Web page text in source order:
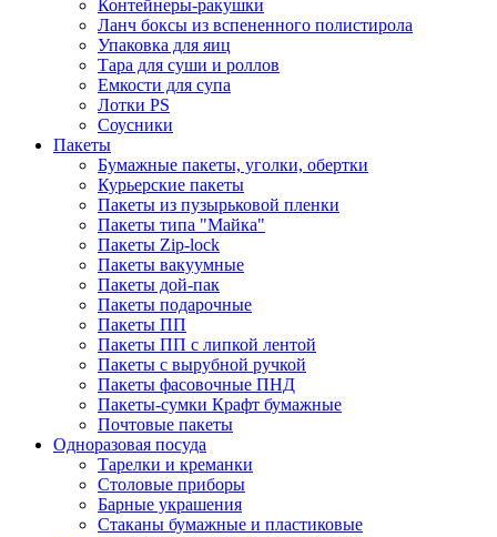
Контейнеры-ракушки
Ланч боксы из вспененного полистирола
Упаковка для яиц
Тара для суши и роллов
Емкости для супа
Лотки PS
Соусники
Пакеты
Бумажные пакеты, уголки, обертки
Курьерские пакеты
Пакеты из пузырьковой пленки
Пакеты типа "Майка"
Пакеты Zip-lock
Пакеты вакуумные
Пакеты дой-пак
Пакеты подарочные
Пакеты ПП
Пакеты ПП с липкой лентой
Пакеты с вырубной ручкой
Пакеты фасовочные ПНД
Пакеты-сумки Крафт бумажные
Почтовые пакеты
Одноразовая посуда
Тарелки и креманки
Столовые приборы
Барные украшения
Стаканы бумажные и пластиковые